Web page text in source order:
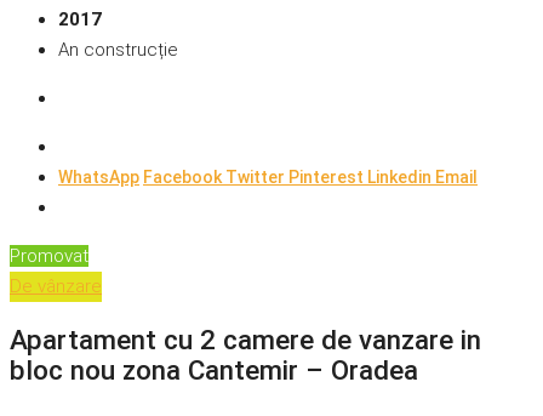
2017
An construcție
WhatsApp FacebookTwitter Pinterest Linkedin Email
Promovat
De vânzare
Apartament cu 2 camere de vanzare in
bloc nou zona Cantemir – Oradea